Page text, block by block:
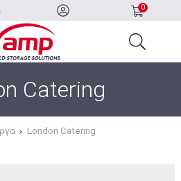
0
Catering
London Catering